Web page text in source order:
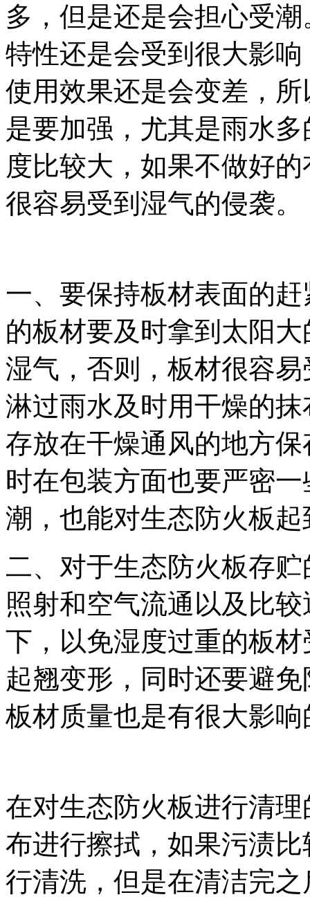
多 ， 但是还是会担心受潮
特性还是会受到很大影响
使用效果还是会变差 ，
是要加强 ， 尤其是雨水
度比较大 ， 如果不做好
很容易受到湿气的侵袭。
一、 要保持板材表面的
的板材要及时拿到太阳
湿气 ，否则， 板材很容
淋过雨水及时用干燥的抹
存放在干燥通风的地方保
时在包装方面也要严密一
潮 ， 也能对生态防火板
二、 对于生态防火板存贮
照射和空气流通以及比较
下 ，以免湿度过重的板
起翘变形 ， 同时还要避
板材质量也是有很大影响
在对生态防火板进行清理
布进行擦拭 ， 如果污渍比
行清洗 ， 但是在清洁完